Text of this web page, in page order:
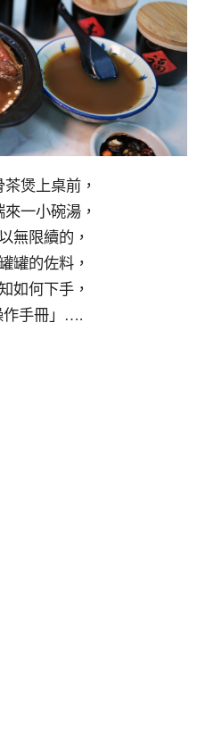
煲上桌前，
一小碗湯，
無限續的，
罐的佐料，
如何下手，
作手冊」….